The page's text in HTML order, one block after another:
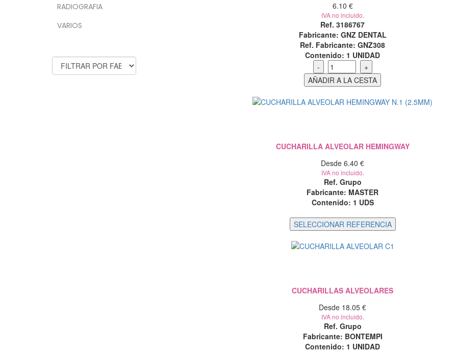
RADIOGRAFIA
VARIOS
6.10 €
IVA no incluido.
Ref. 3186767
Fabricante: GNZ DENTAL
Ref. Fabricante: GNZ308
Contenido: 1 UNIDAD
CUCHARILLA ALVEOLAR HEMINGWAY
Desde 6.40 €
IVA no incluido.
Ref. Grupo
Fabricante: MASTER
Contenido: 1 UDS
CUCHARILLAS ALVEOLARES
Desde 18.05 €
IVA no incluido.
Ref. Grupo
Fabricante: BONTEMPI
Contenido: 1 UNIDAD